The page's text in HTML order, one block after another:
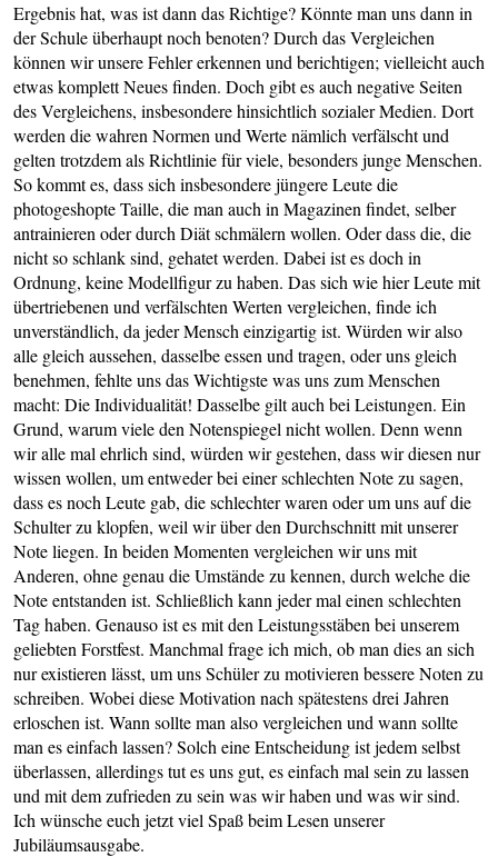
Ergebnis hat, was ist dann das Richtige? Könnte man uns dann in
der Schule überhaupt noch benoten? Durch das Vergleichen
können wir unsere Fehler erkennen und berichtigen; vielleicht auch
etwas komplett Neues finden. Doch gibt es auch negative Seiten
des Vergleichens, insbesondere hinsichtlich sozialer Medien. Dort
werden die wahren Normen und Werte nämlich verfälscht und
gelten trotzdem als Richtlinie für viele, besonders junge Menschen.
So kommt es, dass sich insbesondere jüngere Leute die
photogeshopte Taille, die man auch in Magazinen findet, selber
antrainieren oder durch Diät schmälern wollen. Oder dass die, die
nicht so schlank sind, gehatet werden. Dabei ist es doch in
Ordnung, keine Modellfigur zu haben. Das sich wie hier Leute mit
übertriebenen und verfälschten Werten vergleichen, finde ich
unverständlich, da jeder Mensch einzigartig ist. Würden wir also
alle gleich aussehen, dasselbe essen und tragen, oder uns gleich
benehmen, fehlte uns das Wichtigste was uns zum Menschen
macht: Die Individualität! Dasselbe gilt auch bei Leistungen. Ein
Grund, warum viele den Notenspiegel nicht wollen. Denn wenn
wir alle mal ehrlich sind, würden wir gestehen, dass wir diesen nur
wissen wollen, um entweder bei einer schlechten Note zu sagen,
dass es noch Leute gab, die schlechter waren oder um uns auf die
Schulter zu klopfen, weil wir über den Durchschnitt mit unserer
Note liegen. In beiden Momenten vergleichen wir uns mit
Anderen, ohne genau die Umstände zu kennen, durch welche die
Note entstanden ist. Schließlich kann jeder mal einen schlechten
Tag haben. Genauso ist es mit den Leistungsstäben bei unserem
geliebten Forstfest. Manchmal frage ich mich, ob man dies an sich
nur existieren lässt, um uns Schüler zu motivieren bessere Noten zu
schreiben. Wobei diese Motivation nach spätestens drei Jahren
erloschen ist. Wann sollte man also vergleichen und wann sollte
man es einfach lassen? Solch eine Entscheidung ist jedem selbst
überlassen, allerdings tut es uns gut, es einfach mal sein zu lassen
und mit dem zufrieden zu sein was wir haben und was wir sind.
Ich wünsche euch jetzt viel Spaß beim Lesen unserer
Jubiläumsausgabe.